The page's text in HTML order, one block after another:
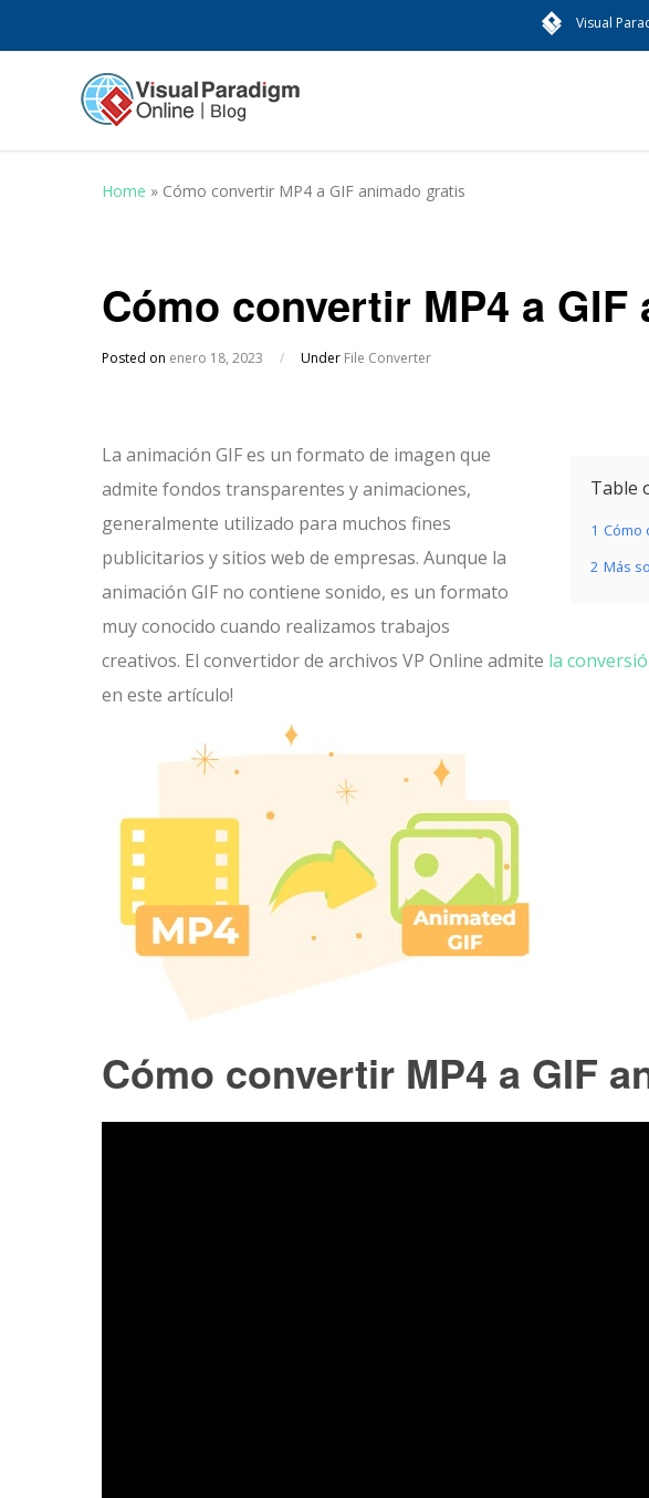
Visual
Home » Cómo convertir MP4 a GIF animado gratis
Cómo convertir MP4 a
Posted on enero 18, 2023 / Under File Converter
Table
1 Cómo
2 Más
La animación GIF es un formato de imagen que
admite fondos transparentes y animaciones,
generalmente utilizado para muchos fines
publicitarios y sitios web de empresas. Aunque la
animación GIF no contiene sonido, es un formato
muy conocido cuando realizamos trabajos
creativos. El convertidor de archivos VP Online admite la
en este artículo!
Cómo convertir MP4 a GIF